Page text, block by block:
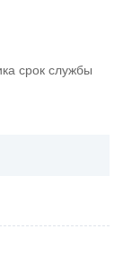
срок службы